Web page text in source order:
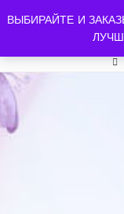
ВЫБИРАЙТЕ И